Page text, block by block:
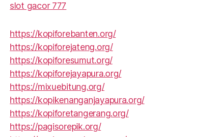
slot gacor 777
https://kopiforebanten.org/
https://kopiforejateng.org/
https://kopiforesumut.org/
https://kopiforejayapura.org/
https://mixuebitung.org/
https://kopikenanganjayapura.org/
https://kopiforetangerang.org/
https://pagisorepik.org/